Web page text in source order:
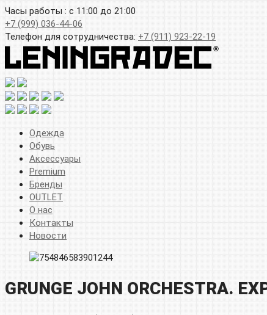
Часы работы : с 11:00 до 21:00
+7 (999) 036-44-06
Телефон для сотрудничества: +7 (911) 923-22-19
Одежда
Обувь
Аксессуары
Premium
Бренды
OUTLET
О нас
Контакты
Новости
GRUNGE JOHN ORCHESTRA.